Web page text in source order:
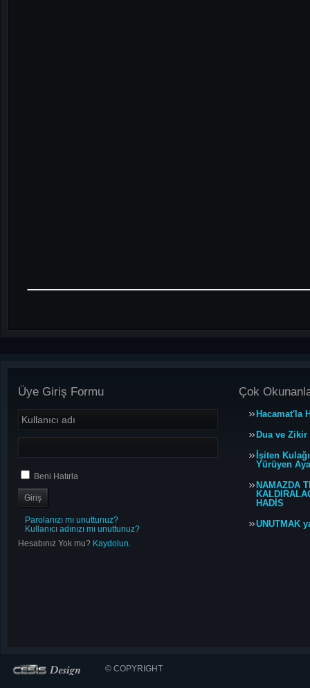
Üye Giriş Formu
Beni Hatırla
Parolanızı mı unuttunuz?
Kullanıcı adınızı mı unuttunuz?
Hesabınız Yok mu? Kaydolun.
Çok
Hacamat'la
Dua ve
İşiten
Yürüyen
NAMAZDA
HADİS
UNUTMAK
© COPYRIGHT